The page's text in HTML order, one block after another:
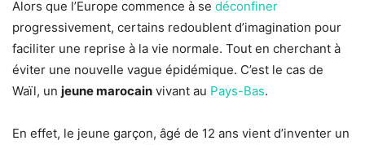
Alors que l’Europe commence à se déconfiner
progressivement, certains redoublent d’imagination pour
faciliter une reprise à la vie normale. Tout en cherchant à
éviter une nouvelle vague épidémique. C’est le cas de
Waïl, un jeune marocain vivant au Pays-Bas.
En effet, le jeune garçon, âgé de 12 ans vient d’inventer un